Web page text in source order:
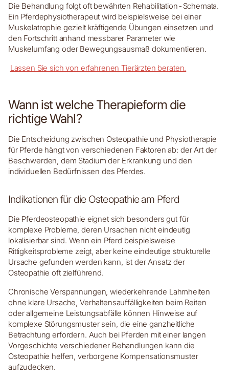
Die Behandlung folgt oft bewährten Rehabilitation-Schemata.
Ein Pferdephysiotherapeut wird beispielsweise bei einer
Muskelatrophie gezielt kräftigende Übungen einsetzen und
den Fortschritt anhand messbarer Parameter wie
Muskelumfang oder Bewegungsausmaß dokumentieren.
Lassen Sie sich von erfahrenen Tierärzten beraten.
Wann ist welche Therapieform die
richtige Wahl?
Die Entscheidung zwischen Osteopathie und Physiotherapie
für Pferde hängt von verschiedenen Faktoren ab: der Art der
Beschwerden, dem Stadium der Erkrankung und den
individuellen Bedürfnissen des Pferdes.
Indikationen für die Osteopathie am Pferd
Die Pferdeosteopathie eignet sich besonders gut für
komplexe Probleme, deren Ursachen nicht eindeutig
lokalisierbar sind. Wenn ein Pferd beispielsweise
Rittigkeitsprobleme zeigt, aber keine eindeutige strukturelle
Ursache gefunden werden kann, ist der Ansatz der
Osteopathie oft zielführend.
Chronische Verspannungen, wiederkehrende Lahmheiten
ohne klare Ursache, Verhaltensauffälligkeiten beim Reiten
oder allgemeine Leistungsabfälle können Hinweise auf
komplexe Störungsmuster sein, die eine ganzheitliche
Betrachtung erfordern. Auch bei Pferden mit einer langen
Vorgeschichte verschiedener Behandlungen kann die
Osteopathie helfen, verborgene Kompensationsmuster
aufzudecken.